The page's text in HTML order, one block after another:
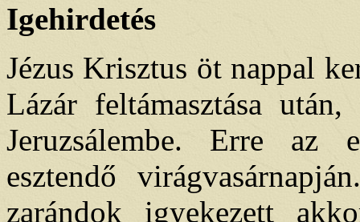
Igehirdetés
Jézus Krisztus öt nappal
Lázár feltámasztása
Jeruzsálembe. Erre az
esztendő
zarándok igyekezett